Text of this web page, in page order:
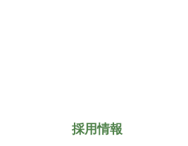
合わせください。
合、各サービス等が適切な状態で提供で
採用情報